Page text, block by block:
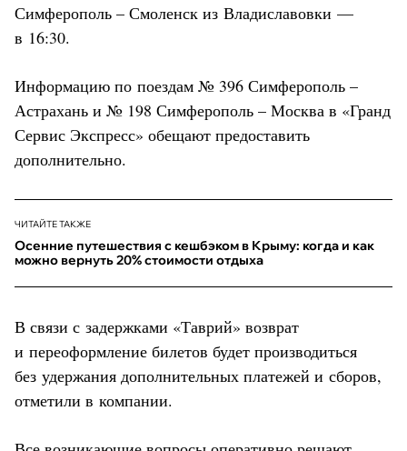
Симферополь – Смоленск из Владиславовки —
в 16:30.
Информацию по поездам № 396 Симферополь –
Астрахань и № 198 Симферополь – Москва в «Гранд
Сервис Экспресс» обещают предоставить
дополнительно.
ЧИТАЙТЕ ТАКЖЕ
Осенние путешествия с кешбэком в Крыму: когда и как
можно вернуть 20% стоимости отдыха
В связи с задержками «Таврий» возврат
и переоформление билетов будет производиться
без удержания дополнительных платежей и сборов,
отметили в компании.